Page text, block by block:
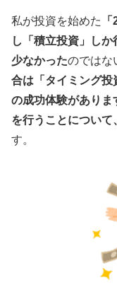
私が投資を始めた
し「積立投資」し
少なかったのではな
合は「タイミング投
の成功体験がありま
を行うことについて
す。